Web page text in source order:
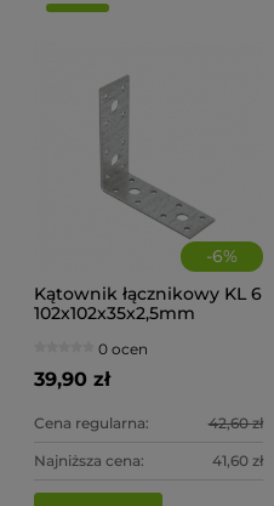
-6%
Kątownik łącznikowy KL 6
102x102x35x2,5mm
0 ocen
39,90 zł
Cena regularna: 42,60 zł
Najniższa cena: 41,60 zł